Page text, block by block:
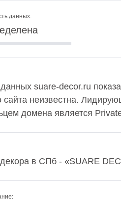
данных:
suare-decor.ru
сайта неизвестна.
домена является
в СПб - «SUARE